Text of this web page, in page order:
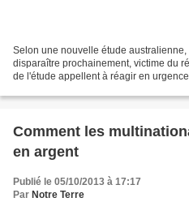
Selon une nouvelle étude
disparaître prochainement, victime du
de l'étude appellent à réagir en
Comment les
en argent
Publié le 05/10/2013 à 17:17
Par Notre Terre